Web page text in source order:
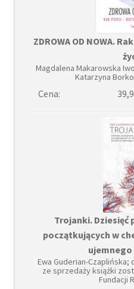
ZDROWA OD NOWA.
Magdalena Makarowska
Katarzyna
Cena:
Trojanki. Dziesięć
początkujących w
Ewa Guderian-
ze sprzedaży książki
Fundacji